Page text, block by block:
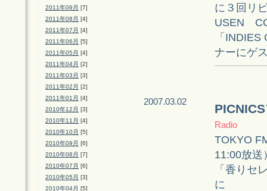
2011年09月 [7]
2011年08月 [4]
2011年07月 [4]
2011年06月 [5]
2011年05月 [4]
2011年04月 [2]
2011年03月 [3]
2011年02月 [2]
2011年01月 [4]
2010年12月 [3]
2010年11月 [4]
2010年10月 [5]
2010年09月 [6]
2010年08月 [7]
2010年07月 [6]
2010年05月 [3]
2010年04月 [5]
に３回リ
USEN
「
ナーにゲ
2007.03.02
Radio
TOKYO
11:00放送
「香りセ
に